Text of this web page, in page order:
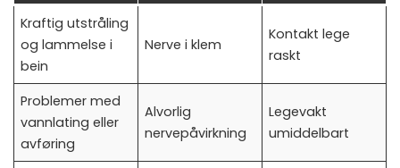
Kraftig utstråling
og lammelse i
bein
Nerve i klem
Kontakt lege
raskt
Problemer med
vannlating eller
avføring
Alvorlig
nervepåvirkning
Legevakt
umiddelbart